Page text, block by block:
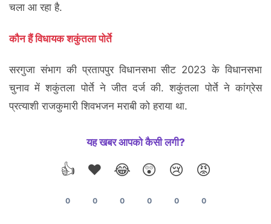
चला आ रहा है.
कौन हैं विधायक शकुंतला पोर्ते
सरगुजा संभाग की प्रतापपुर विधानसभा सीट 2023 के विधानसभा
चुनाव में शकुंतला पोर्ते ने जीत दर्ज की. शकुंतला पोर्ते ने कांग्रेस
प्रत्याशी राजकुमारी शिवभजन मराबी को हराया था.
यह खबर आपको कैसी लगी?
👍
0
❤️
0
😂
0
😲
0
😢
0
😡
0